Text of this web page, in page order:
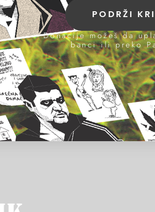
PODRŽI
Donacije možeš da
banci ili preko